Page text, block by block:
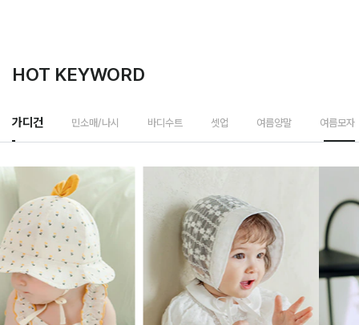
HOT KEYWORD
가디건 민소매/나시 바디수트 셋업 여름양말 여름모자